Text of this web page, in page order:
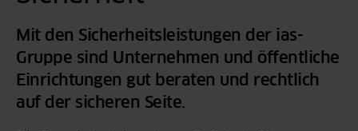
Brandschutz, Explosionsschutz,
Mit den Sicherheitsleistungen der ias-
Gruppe sind Unternehmen und öffentliche
Einrichtungen gut beraten und rechtlich
auf der sicheren Seite.